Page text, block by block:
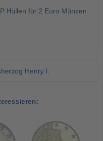
Hüllen für 2 Euro Münzen
Henry I.